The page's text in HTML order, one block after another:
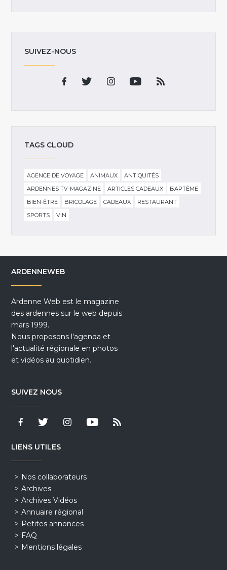
SUIVEZ-NOUS
TAGS CLOUD
AGENCE DE VOYAGE ANIMAUX
ANTIQUITÉS
ARDENNES TV-MAGAZINE
ARTICLES CADEAUX
BAPTÊME
BIEN-ÊTRE
BRICOLAGE CADEAUX
RESTAURANT
SPORTS
VIN
ARDENNEWEB
Ardenne Web est le magazine
des ardennes sur le web depuis
mars 1999.
Nous proposons l'agenda et
l'actualité régionale en photos
et vidéos au quotidien.
SUIVEZ NOUS
LIENS UTILES
Nos collaborateurs
Archives
Archives Vidéos
Annuaire régional
Petites annonces
FAQ
Mentions légales